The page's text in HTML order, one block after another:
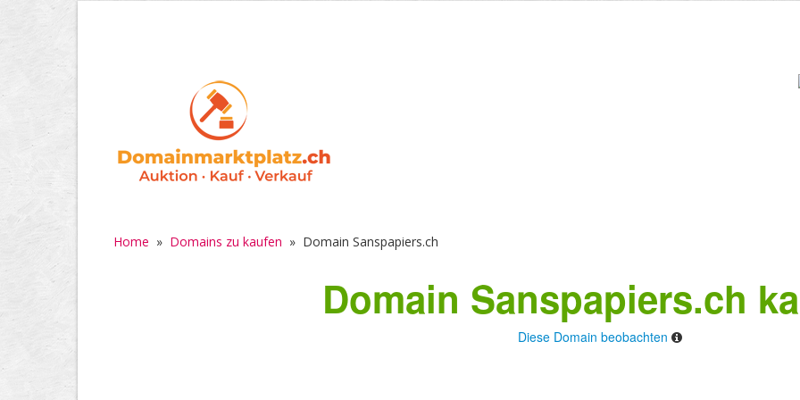
Home » Domains zu kaufen » Domain Sanspapiers.ch
Domain Sanspapiers.ch
Diese Domain beobachten